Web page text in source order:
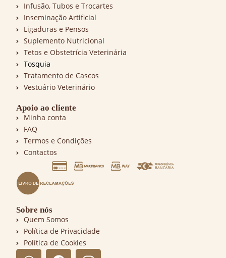
Infusão, Tubos e Trocartes
Inseminação Artificial
Ligaduras e Pensos
Suplemento Nutricional
Tetos e Obstetrícia Veterinária
Tosquia
Tratamento de Cascos
Vestuário Veterinário
Apoio ao cliente
Minha conta
FAQ
Termos e Condições
Contactos
Sobre nós
Quem Somos
Política de Privacidade
Política de Cookies